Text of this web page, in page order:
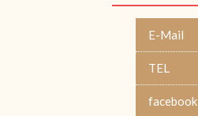
E-Mail
TEL
facebook